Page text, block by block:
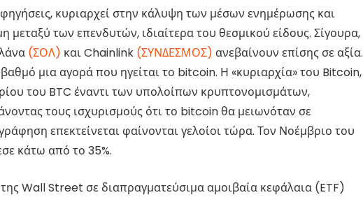
κυριαρχεί στην κάλυψη των μέσων ενημέρωσης και
μεταξύ των επενδυτών, ιδιαίτερα του θεσμικού είδους. Σίγουρα,
(ΣΟΛ) και Chainlink (ΣΥΝΔΕΣΜΟΣ) ανεβαίνουν επίσης σε αξία.
μια αγορά που ηγείται το bitcoin. Η «κυριαρχία» του Bitcoin,
του BTC έναντι των υπολοίπων κρυπτονομισμάτων,
τους ισχυρισμούς ότι το bitcoin θα μειωνόταν σε
επεκτείνεται φαίνονται γελοίοι τώρα. Τον Νοέμβριο του
κάτω από το 35%.
Wall Street σε διαπραγματεύσιμα αμοιβαία κεφάλαια (ETF)